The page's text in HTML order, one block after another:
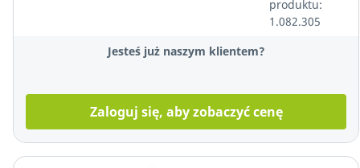
produktu:
1.082.305
Jesteś już naszym klientem?
Zaloguj się, aby zobaczyć cenę